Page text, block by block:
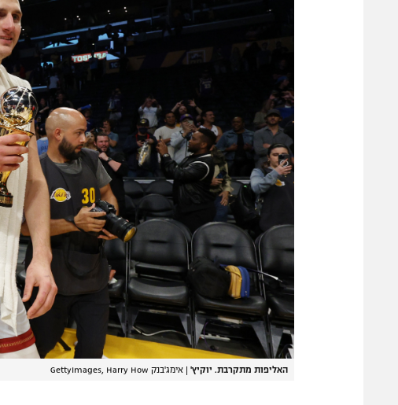
האליפות מתקרבת. יוקיץ' | אימג'בנק GettyImages, Harry How